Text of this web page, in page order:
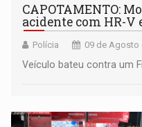
CAPOTAMENTO:
acidente com HR-V
Polícia 09 de Agosto
Veículo bateu contra um